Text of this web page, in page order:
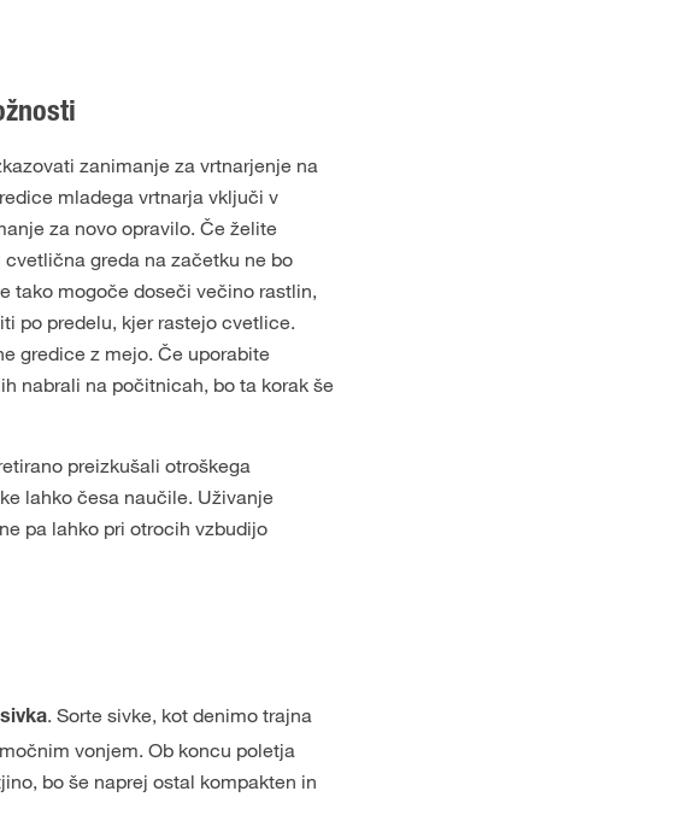
zanimanje za vrtnarjenje na
mladega vrtnarja vključi v
za novo opravilo. Če želite
greda na začetku ne bo
tako mogoče doseči večino rastlin,
po predelu, kjer rastejo cvetlice.
gredice z mejo. Če uporabite
nabrali na počitnicah, bo ta korak še
preizkušali otroškega
lahko česa naučile. Uživanje
pa lahko pri otrocih vzbudijo
sivka. Sorte sivke, kot denimo trajna
vonjem. Ob koncu poletja
bo še naprej ostal kompakten in